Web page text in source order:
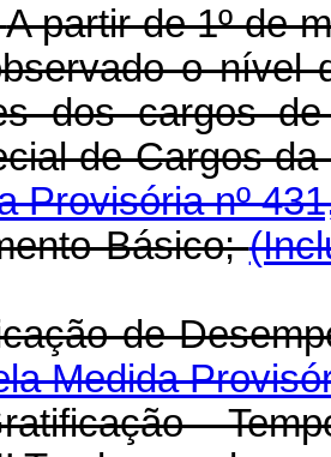
A partir de 1º de
o nível
dos cargos
de Cargos
Provisória nº
Básico;
de
Medida